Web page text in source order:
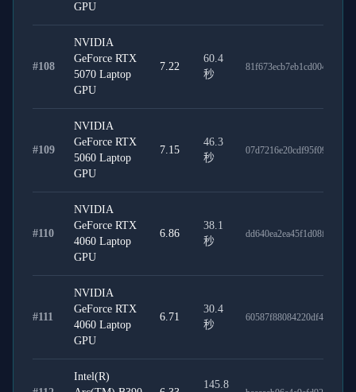
GPU
#108
NVIDIA
GeForce RTX
5070 Laptop
GPU
7.22
60.4
秒
81f673ecb7eb1cd00430
#109
NVIDIA
GeForce RTX
5060 Laptop
GPU
7.15
46.3
秒
07d7216e20cdf95f09fd
#110
NVIDIA
GeForce RTX
4060 Laptop
GPU
6.86
38.1
秒
dd640ea2ea45f1d08fa6
#111
NVIDIA
GeForce RTX
4060 Laptop
GPU
6.71
30.4
秒
60587f88084220df4ece
Intel(R)
145.8